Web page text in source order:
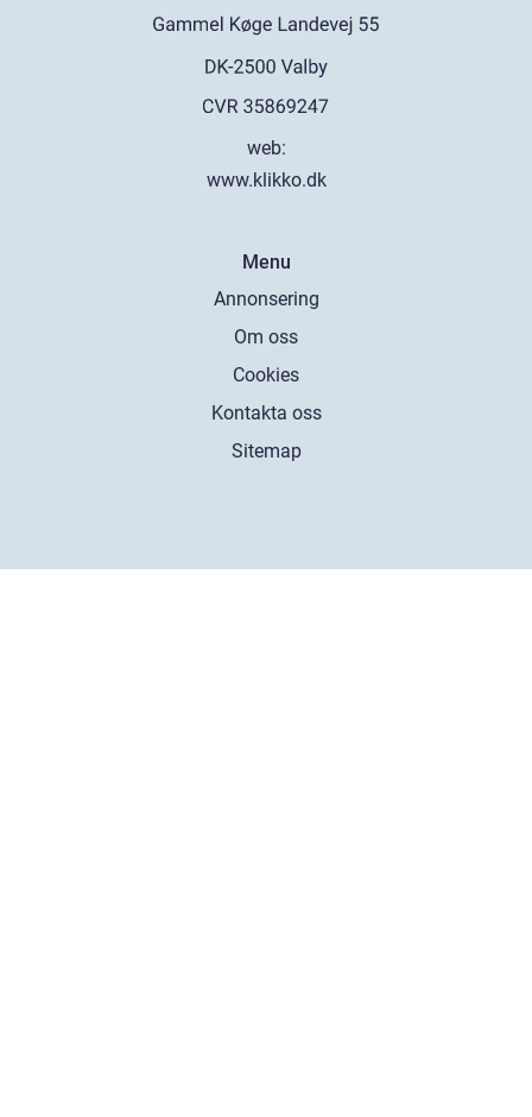
web:
www.klikko.dk
Menu
Annonsering
Om oss
Cookies
Kontakta oss
Sitemap